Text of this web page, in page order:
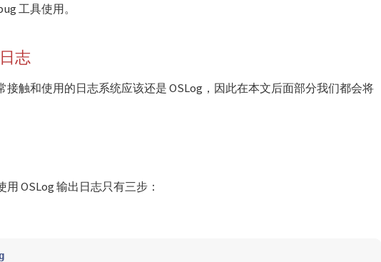
工具使用。
志
接触和使用的日志系统应该还是 OSLog，因此在本文后面部分我们都会将
OSLog 输出日志只有三步：